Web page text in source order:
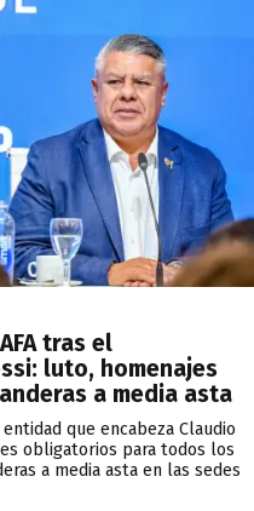
tras el
luto, homenajes
a media asta
que encabeza Claudio
obligatorios para todos los
a media asta en las sedes